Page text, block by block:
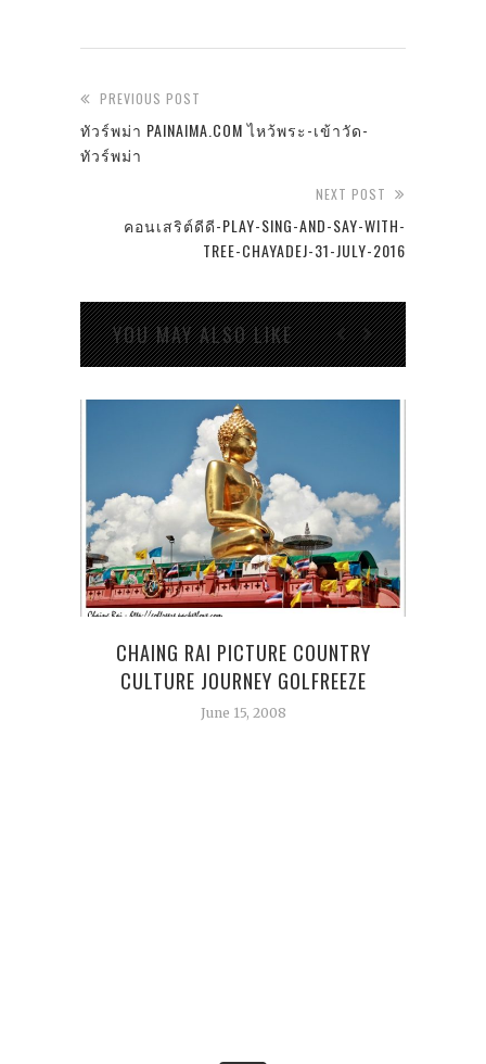
PREVIOUS POST
ทัวร์พม่า PAINAIMA.COM ไหว้พระ-เข้าวัด-
ทัวร์พม่า
NEXT POST
คอนเสริต์ดีดี-PLAY-SING-AND-SAY-WITH-
TREE-CHAYADEJ-31-JULY-2016
YOU MAY ALSO LIKE
CHAING RAI PICTURE COUNTRY
CULTURE JOURNEY GOLFREEZE
June 15, 2008